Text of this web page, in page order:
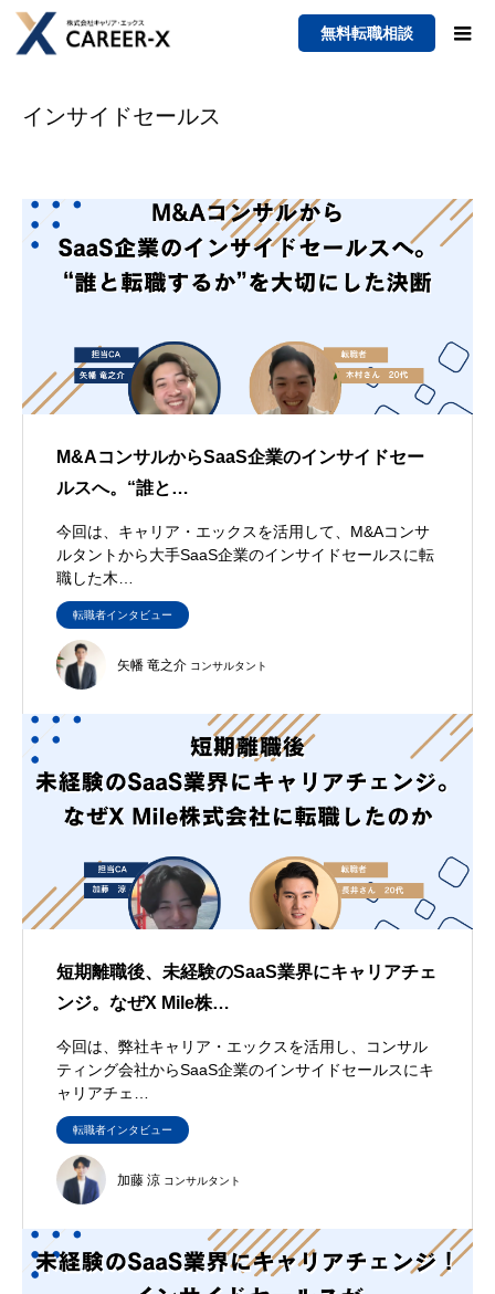
無料転職相談
インサイドセールス
M&AコンサルからSaaS企業のインサイドセー
ルスへ。“誰と…
今回は、キャリア・エックスを活用して、M&Aコンサ
ルタントから大手SaaS企業のインサイドセールスに転
職した木…
転職者インタビュー
矢幡 竜之介 コンサルタント
短期離職後、未経験のSaaS業界にキャリアチェ
ンジ。なぜX Mile株…
今回は、弊社キャリア・エックスを活用し、コンサル
ティング会社からSaaS企業のインサイドセールスにキ
ャリアチェ…
転職者インタビュー
加藤 涼 コンサルタント